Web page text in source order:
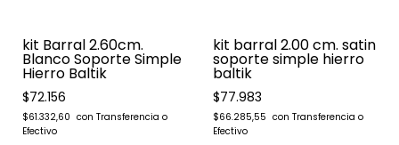
kit Barral 2.60cm.
Blanco Soporte Simple
Hierro Baltik
$72.156
$61.332,60
kit barral 2.00 cm. satin
soporte simple hierro
baltik
$77.983
$66.285,55